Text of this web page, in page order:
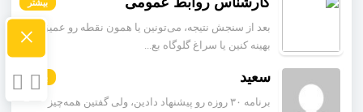
بیشتر
بعد از سنجش نتیجه، می‌تونین یا همون نقطه رو عمیق‌تر
بهینه کنین یا سراغ گلوگاه بع...
سعید بیشتر
برنامه ۳۰ روزه رو پیشنهاد دادین، ولی گفتین همه‌چیز
×